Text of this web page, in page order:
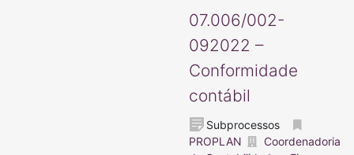
07.006/002-
092022 –
Conformidade
contábil
Subprocessos
PROPLAN
Coordenadoria